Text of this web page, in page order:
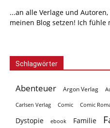
...an alle Verlage und
meinen Blog setzen! Ich fühle
Schlagwörter
Abenteuer Argon Verlag
Carlsen Verlag Comic Comic
Dystopie ebook Familie